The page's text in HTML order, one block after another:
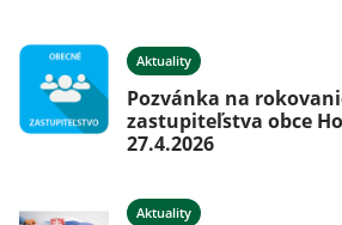
Aktuality
Pozvánka na
zastupiteľstva obce
27.4.2026
Aktuality